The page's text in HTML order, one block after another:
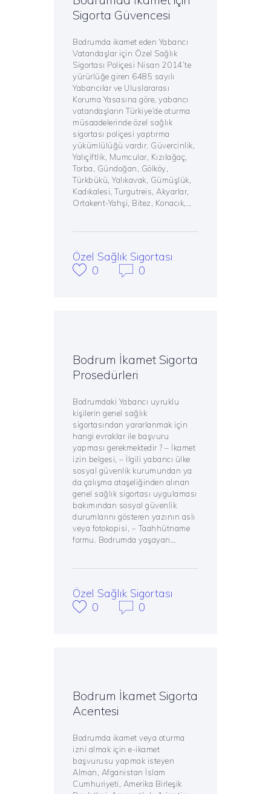
Sigorta Güvencesi
Bodrumda ikamet eden Yabancı
Vatandaşlar için Özel Sağlık
Sigortası Poliçesi Nisan 2014’te
yürürlüğe giren 6485 sayılı
Yabancılar ve Uluslararası
Koruma Yasasına göre, yabancı
vatandaşların Türkiye’de oturma
müsaadelerinde özel sağlık
sigortası poliçesi yaptırma
yükümlülüğü vardır. Güvercinlik,
Yalıçiftlik, Mumcular, Kızılağaç,
Torba, Gündoğan, Gölköy,
Türkbükü, Yalıkavak, Gümüşlük,
Kadıkalesi, Turgutreis, Akyarlar,
Ortakent-Yahşi, Bitez, Konacık,…
Özel Sağlık Sigortası
0
0
Bodrum İkamet Sigorta
Prosedürleri
Bodrumdaki Yabancı uyruklu
kişilerin genel sağlık
sigortasından yararlanmak için
hangi evraklar ile başvuru
yapması gerekmektedir ? – İkamet
izin belgesi, – İlgili yabancı ülke
sosyal güvenlik kurumundan ya
da çalışma ataşeliğinden alınan
genel sağlık sigortası uygulaması
bakımından sosyal güvenlik
durumlarını gösteren yazının aslı
veya fotokopisi, – Taahhütname
formu. Bodrumda yaşayan…
Özel Sağlık Sigortası
0
0
Bodrum İkamet Sigorta
Acentesi
Bodrumda ikamet veya oturma
izni almak için e-ikamet
başvurusu yapmak isteyen
Alman, Afganistan İslam
Cumhuriyeti, Amerika Birleşik